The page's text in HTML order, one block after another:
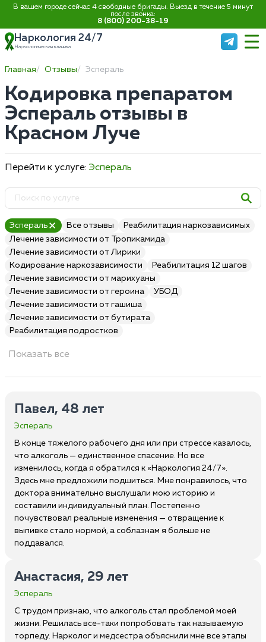
В вашем городе сейчас 4 свободные бригады. Выезд в течение 5 минут
после звонка:
8 (800) 200-38-19
Наркология 24/7
Наркологическая клиника
Главная Отзывы Эспераль
Кодировка препаратом
Эспераль отзывы в
Красном Луче
Перейти к услуге: Эспераль
Эспераль Все отзывы
Реабилитация наркозависимых
Лечение зависимости от Тропикамида
Лечение зависимости от Лирики
Кодирование наркозависимости
Реабилитация 12 шагов
Лечение зависимости от марихуаны
Лечение зависимости от героина
УБОД
Лечение зависимости от гашиша
Лечение зависимости от бутирата
Реабилитация подростков
Показать все
Павел, 48 лет
Эспераль
В конце тяжелого рабочего дня или при стрессе казалось,
что алкоголь — единственное спасение. Но все
изменилось, когда я обратился к «Наркология 24/7».
Здесь мне предложили подшиться. Мне понравилось, что
доктора внимательно выслушали мою историю и
составили индивидуальный план. Постепенно
почувствовал реальные изменения — отвращение к
выпивке стало нормой, а соблазнам я больше не
поддавался.
Анастасия, 29 лет
Эспераль
С трудом признаю, что алкоголь стал проблемой моей
жизни. Решилась все-таки попробовать так называемую
торпеду. Нарколог и медсестра объяснили мне все этапы